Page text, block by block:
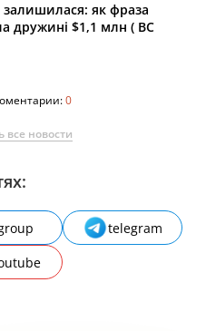
як фраза
дружині $1,1 млн ( ВС
0
все новости
telegram